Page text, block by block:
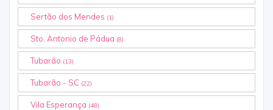
Sertão dos Mendes (1)
Sto. Antonio de Pádua (8)
Tubarão (13)
Tubarão - SC (22)
Vila Esperança (48)